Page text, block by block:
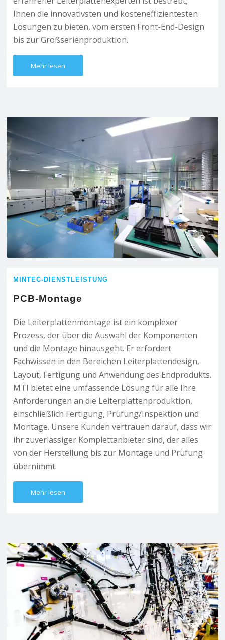
Ihnen die innovativsten und kosteneffizientesten
Lösungen zu bieten, vom ersten Front-End-Design
bis zur Großserienproduktion.
Mehr lesen
MINTEC-DIENSTLEISTUNG
PCB-Montage
Die Leiterplattenmontage ist ein komplexer
Prozess, der über die Auswahl der Komponenten
und die Montage hinausgeht. Er erfordert
Fachwissen in den Bereichen Leiterplattendesign,
Layout, Fertigung und Anwendung des Endprodukts.
MTI bietet eine umfassende Lösung für alle Ihre
Anforderungen an die Leiterplattenproduktion,
einschließlich Fertigung, Prüfung/Inspektion und
Montage. Unsere Kunden vertrauen darauf, dass wir
ihr zuverlässiger Komplettanbieter sind, der alles
von der Herstellung bis zur Montage und Prüfung
übernimmt.
Mehr lesen